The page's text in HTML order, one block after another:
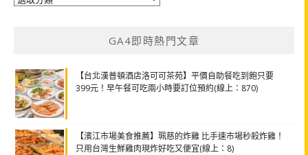
GA4即時熱門文章
【台北漢普頓酒店洛可可茶苑】平價自助餐吃到飽只要
399元！早午餐可吃兩小時要訂位預約(線上：870)
【濱江市場美食推薦】珮慈的炸雞 比手速市場秒殺炸雞！
只用台灣生鮮雞肉現炸好吃又便宜(線上：8)